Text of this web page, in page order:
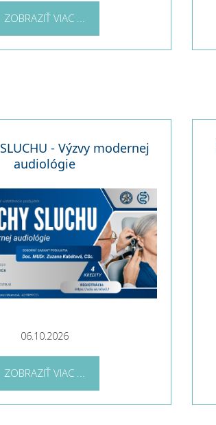
ZOBRAZIŤ VIAC ...
- Výzvy modernej
audiológie
06.10.2026
ZOBRAZIŤ VIAC ...